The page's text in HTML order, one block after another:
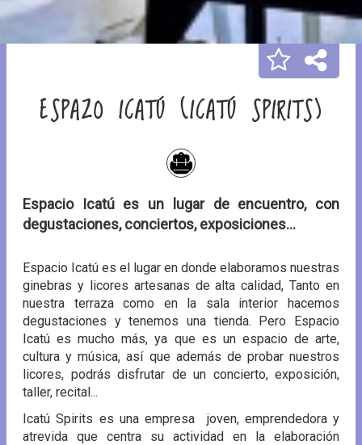
ESPAZO ICATÚ (ICATÚ SPIRITS)
Espacio Icatú es un lugar de encuentro, con
degustaciones, conciertos, exposiciones...
Espacio Icatú es el lugar en donde elaboramos nuestras
ginebras y licores artesanas de alta calidad, Tanto en
nuestra terraza como en la sala interior hacemos
degustaciones y tenemos una tienda. Pero Espacio
Icatú es mucho más, ya que es un espacio de arte,
cultura y música, así que además de probar nuestros
licores, podrás disfrutar de un concierto, exposición,
taller, recital...
Icatú Spirits es una empresa joven, emprendedora y
atrevida que centra su actividad en la elaboración